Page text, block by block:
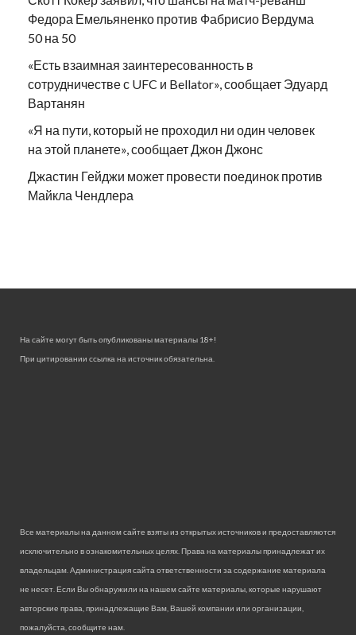
Федора Емельяненко против Фабрисио Вердума
50 на 50
«Есть взаимная заинтересованность в
сотрудничестве с UFC и Bellator», сообщает Эдуард
Вартанян
«Я на пути, который не проходил ни один человек
на этой планете», сообщает Джон Джонс
Джастин Гейджи может провести поединок против
Майкла Чендлера
На сайте могут быть опубликованы материалы 18+!
При цитировании ссылка на источник обязательна.
Все материалы на данном сайте взяты из открытых источников и предоставляются
исключительно в ознакомительных целях. Права на материалы принадлежат их
владельцам. Администрация сайта ответственности за содержание материала
не несет. Если Вы обнаружили на нашем сайте материалы, которые нарушают
авторские права, принадлежащие Вам, Вашей компании или организации,
пожалуйста, сообщите нам.